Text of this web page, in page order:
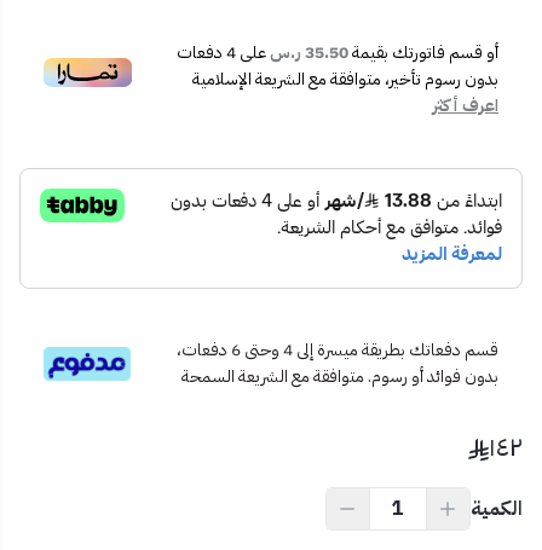
- يمكن تثبيتها بسهولة على السقف أو الاسقف الزائفة
- تنشر إضاءة لطيفة ودافئة للعين
أو قسم فاتورتك بقيمة35.50 ر.س على4دفعات
بدون رسوم تأخير، متوافقة مع الشريعة الإسلامية
اعرف أكثر
قسم دفعاتك بطريقة ميسرة إلى 4 وحتى 6 دفعات،
بدون فوائد أو رسوم. متوافقة مع الشريعة السمحة
١٤٢
الكمية